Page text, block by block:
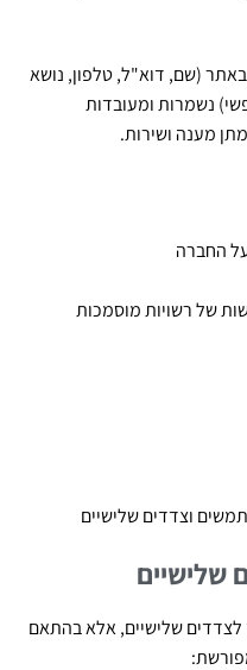
(שם, דוא"ל, טלפון, נושא
נשמרות ומעובדות
מענה ושירות.
החברה
של רשויות מוסמכות
וצדדים שלישיים
לצדדים שלישיים, אלא בהתאם